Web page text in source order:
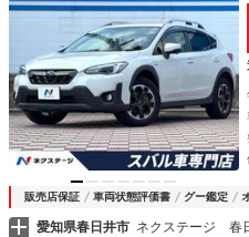
ョンメモリ ブレーキホール
チアルミ
販売店保証 車両状態評価書 グー鑑定
愛知県春日井市 ネクステージ 春